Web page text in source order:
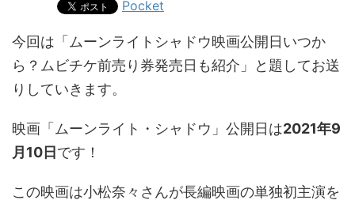
Pocket
今回は「ムーンライトシャドウ映画公開日いつか
ら？ムビチケ前売り券発売日も紹介」と題してお送
りしていきます。
映画「ムーンライト・シャドウ」公開日は2021年9
月10日 です！
この映画は小松奈々さんが長編映画の単独初主演を